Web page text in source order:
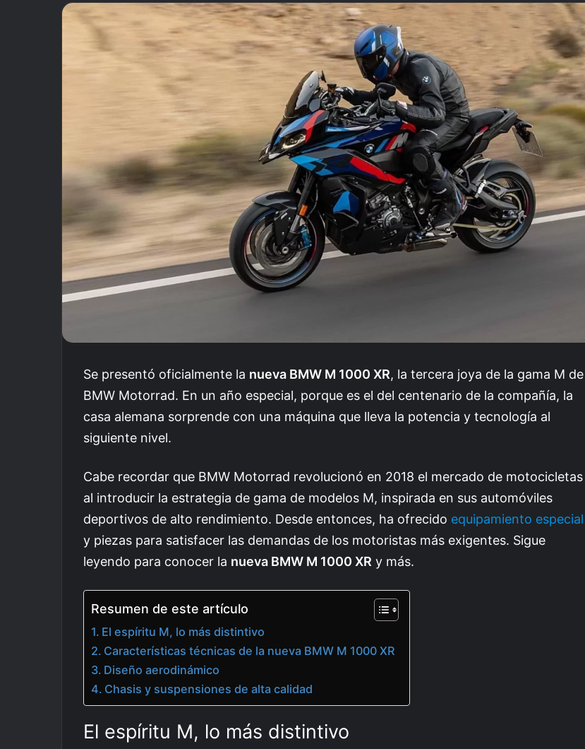
email
Se presentó oficialmente la nueva BMW M 1000 XR, la tercera joya de la gama M de
BMW Motorrad. En un año especial, porque es el del centenario de la compañía, la
casa alemana sorprende con una máquina que lleva la potencia y tecnología al
siguiente nivel.
Cabe recordar que BMW Motorrad revolucionó en 2018 el mercado de motocicletas
al introducir la estrategia de gama de modelos M, inspirada en sus automóviles
deportivos de alto rendimiento. Desde entonces, ha ofrecido equipamiento especial
y piezas para satisfacer las demandas de los motoristas más exigentes. Sigue
leyendo para conocer la nueva BMW M 1000 XR y más.
Resumen de este artículo
El espíritu M, lo más distintivo
Características técnicas de la nueva BMW M 1000 XR
Diseño aerodinámico
Chasis y suspensiones de alta calidad
El espíritu M, lo más distintivo